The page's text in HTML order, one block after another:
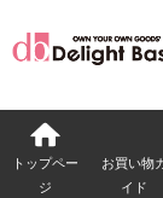
トップペー
ジ
お買い物
イド